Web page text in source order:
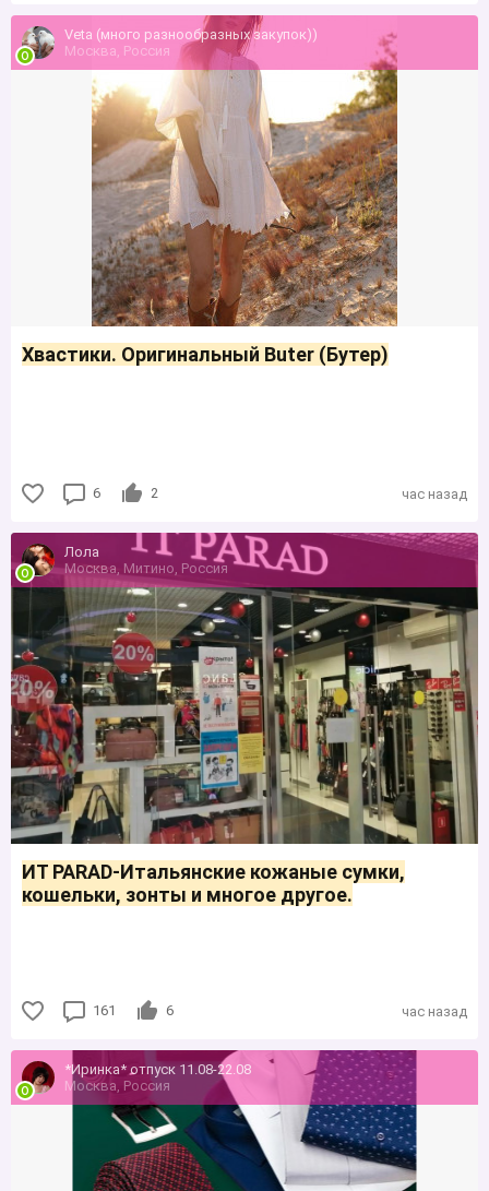
Veta (много разнообразных закупок))
Москва, Россия
Хвастики. Оригинальный Buter (Бутер)
6 2 час назад
Лола
Москва, Митино, Россия
ИТ PARAD-Итальянские кожаные сумки,
кошельки, зонты и многое другое.
161 6 час назад
*Иринка* отпуск 11.08-22.08
Москва, Россия